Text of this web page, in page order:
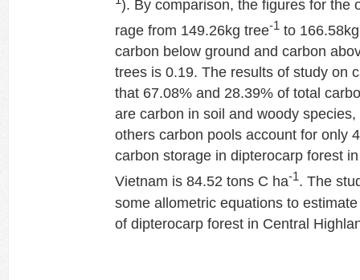
). By comparison, the figures for the
rage from 149.26kg tree-1 to
carbon below ground and carbon
trees is 0.19. The results of study on
that 67.08% and 28.39% of total
are carbon in soil and woody
others carbon pools account for only
carbon storage in dipterocarp forest
Vietnam is 84.52 tons C ha-1. The
some allometric equations to
of dipterocarp forest in Central